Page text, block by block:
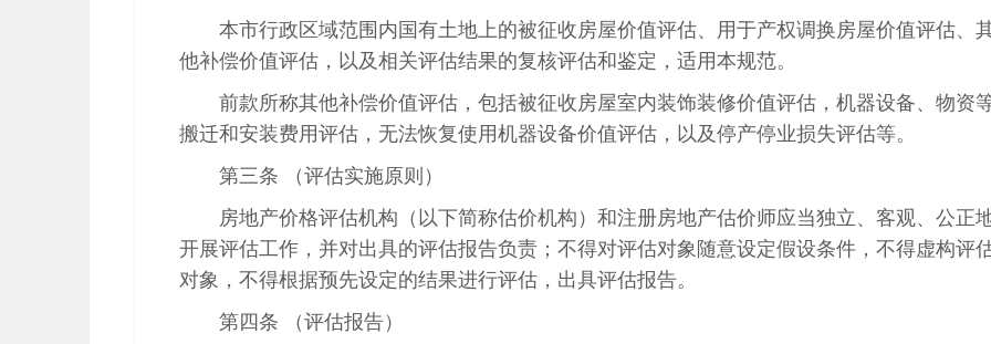
本市行政区域范围内国有土地上的被征收房屋价值评估、用于产权调换房屋价值评估、
他补偿价值评估，以及相关评估结果的复核评估和鉴定，适用本规范。
前款所称其他补偿价值评估，包括被征收房屋室内装饰装修价值评估，机器设备、物资
搬迁和安装费用评估，无法恢复使用机器设备价值评估，以及停产停业损失评估等。
第三条 （评估实施原则）
房地产价格评估机构（以下简称估价机构）和注册房地产估价师应当独立、客观、公正
开展评估工作，并对出具的评估报告负责；不得对评估对象随意设定假设条件，不得虚构评
对象，不得根据预先设定的结果进行评估，出具评估报告。
第四条 （评估报告）